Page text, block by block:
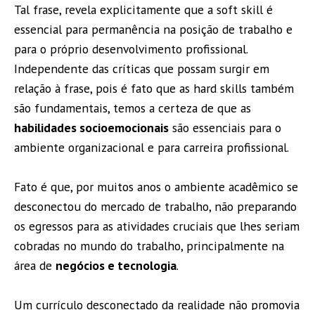
Tal frase, revela explicitamente que a soft skill é
essencial para permanência na posição de trabalho e
para o próprio desenvolvimento profissional.
Independente das críticas que possam surgir em
relação à frase, pois é fato que as hard skills também
são fundamentais, temos a certeza de que as
habilidades socioemocionais são essenciais para o
ambiente organizacional e para carreira profissional.
Fato é que, por muitos anos o ambiente acadêmico se
desconectou do mercado de trabalho, não preparando
os egressos para as atividades cruciais que lhes seriam
cobradas no mundo do trabalho, principalmente na
área de negócios e tecnologia.
Um currículo desconectado da realidade não promovia